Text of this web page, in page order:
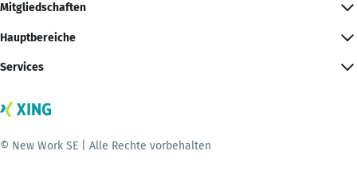
Mitgliedschaften
Hauptbereiche
Services
© New Work SE | Alle Rechte vorbehalten